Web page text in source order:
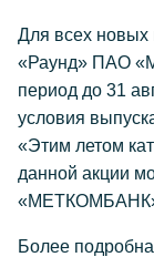
Для всех новых
«Раунд» ПАО
период до 31
условия
«Этим летом
данной акции
«МЕТКОМБАНК»
Более